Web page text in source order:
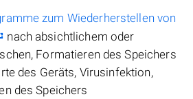
zum Wiederherstellen von
nach absichtlichem oder
Formatieren des Speichers
des Geräts, Virusinfektion,
des Speichers